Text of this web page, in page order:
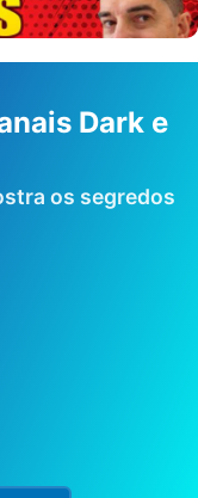
Dark e
os segredos